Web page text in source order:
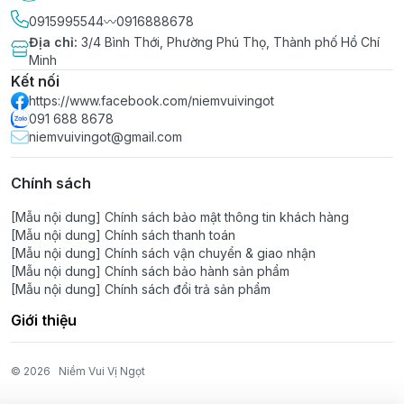
0915995544〰️0916888678
Địa chỉ: 3/4 Bình Thới, Phường Phú Thọ, Thành phố Hồ Chí
Minh
Kết nối
https://www.facebook.com/niemvuivingot
091 688 8678
niemvuivingot@gmail.com
Chính sách
[Mẫu nội dung] Chính sách bảo mật thông tin khách hàng
[Mẫu nội dung] Chính sách thanh toán
[Mẫu nội dung] Chính sách vận chuyển & giao nhận
[Mẫu nội dung] Chính sách bảo hành sản phẩm
[Mẫu nội dung] Chính sách đổi trả sản phẩm
Giới thiệu
© 2026 Niềm Vui Vị Ngọt